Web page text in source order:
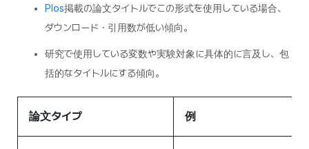
Plos掲載の論文タイトルでこの形式を使用している場合、
ダウンロード・引用数が低い傾向。
研究で使用している変数や実験対象に具体的に言及し、包
括的なタイトルにする傾向。
論文タイプ 例